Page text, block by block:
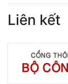
Liên kết